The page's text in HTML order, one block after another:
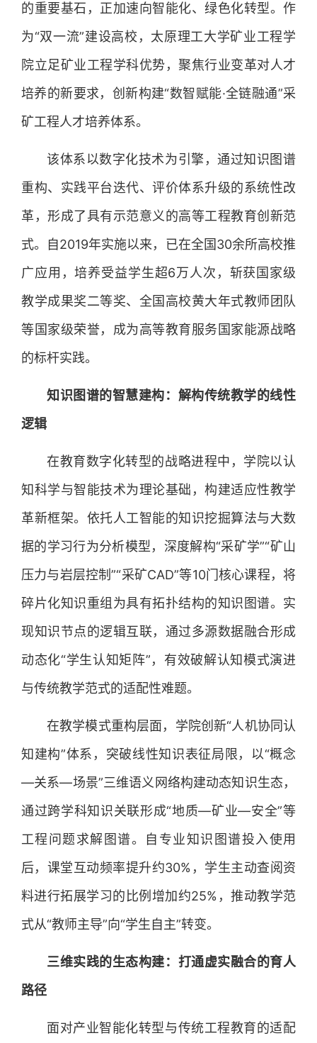
的重要基石，正加速向智能化、绿色化转型。作
为“双一流”建设高校，太原理工大学矿业工程学
院立足矿业工程学科优势，聚焦行业变革对人才
培养的新要求，创新构建“数智赋能·全链融通”采
矿工程人才培养体系。
该体系以数字化技术为引擎，通过知识图谱
重构、实践平台迭代、评价体系升级的系统性改
革，形成了具有示范意义的高等工程教育创新范
式。自2019年实施以来，已在全国30余所高校推
广应用，培养受益学生超6万人次，斩获国家级
教学成果奖二等奖、全国高校黄大年式教师团队
等国家级荣誉，成为高等教育服务国家能源战略
的标杆实践。
知识图谱的智慧建构：解构传统教学的线性
逻辑
在教育数字化转型的战略进程中，学院以认
知科学与智能技术为理论基础，构建适应性教学
革新框架。依托人工智能的知识挖掘算法与大数
据的学习行为分析模型，深度解构“采矿学”“矿山
压力与岩层控制”“采矿CAD”等10门核心课程，将
碎片化知识重组为具有拓扑结构的知识图谱。实
现知识节点的逻辑互联，通过多源数据融合形成
动态化“学生认知矩阵”，有效破解认知模式演进
与传统教学范式的适配性难题。
在教学模式重构层面，学院创新“人机协同认
知建构”体系，突破线性知识表征局限，以“概念
—关系—场景”三维语义网络构建动态知识生态，
通过跨学科知识关联形成“地质—矿业—安全”等
工程问题求解图谱。自专业知识图谱投入使用
后，课堂互动频率提升约30%，学生主动查阅资
料进行拓展学习的比例增加约25%，推动教学范
式从“教师主导”向“学生自主”转变。
三维实践的生态构建：打通虚实融合的育人
路径
面对产业智能化转型与传统工程教育的适配